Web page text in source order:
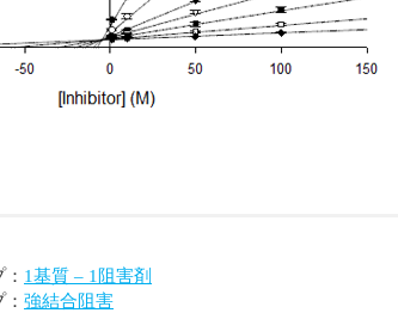
1基質 – 1阻害剤
強結合阻害